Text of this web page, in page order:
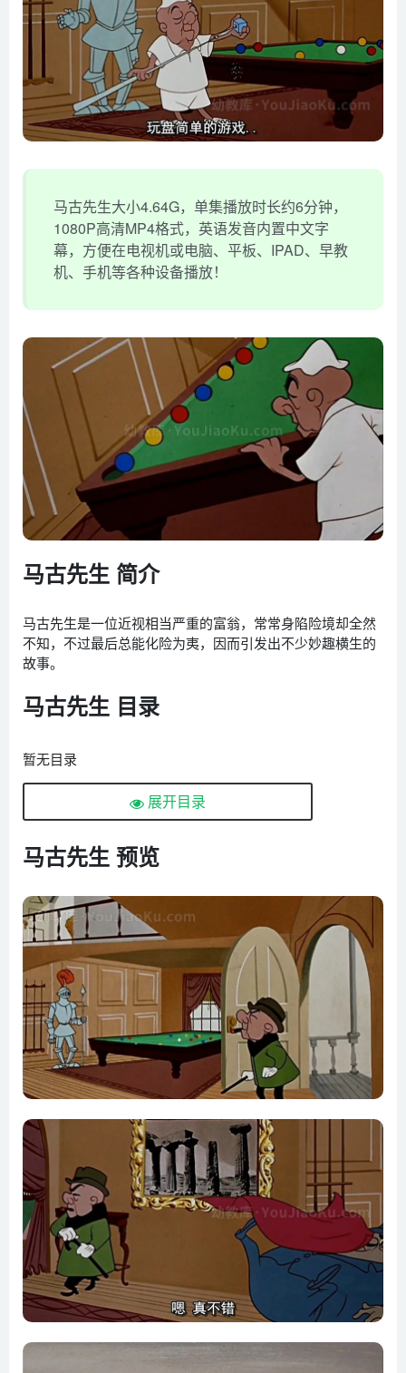
马古先生大小4.64G，单集播放时长约6分钟，
1080P高清MP4格式，英语发音内置中文字
幕，方便在电视机或电脑、平板、IPAD、早教
机、手机等各种设备播放！
马古先生 简介
马古先生是一位近视相当严重的富翁，常常身陷险境却全然
不知，不过最后总能化险为夷，因而引发出不少妙趣横生的
故事。
马古先生 目录
暂无目录
展开目录
马古先生 预览